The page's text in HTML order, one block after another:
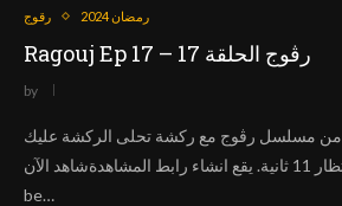
رقوج رمضان 2024
Ragouj Ep 17 – رڨوج الحلقة 17
by
نقدم لكم الحلقة 17 من مسلسل رڨوج مع ركشة تحلى الركشة عليك
انتظار 11 ثانية. يقع انشاء رابط المشاهدةشاهد الآنJavaScript needs to
be…